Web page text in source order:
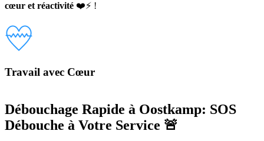
cœur et réactivité ❤️⚡ !
Travail avec Cœur
Débouchage Rapide à Oostkamp: SOS
Débouche à Votre Service 🚨